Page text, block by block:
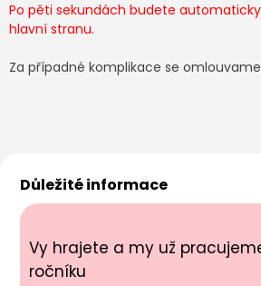
Po pěti sekundách budete
hlavní stranu.
Za případné komplikace se
Důležité informace
Vy hrajete a my už
ročníku